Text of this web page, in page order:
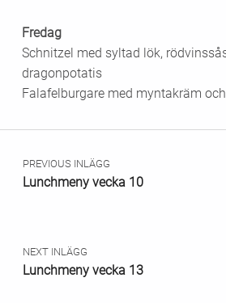
Fredag
Schnitzel med syltad lök,
dragonpotatis
Falafelburgare med myntakräm
Inläggsnavigering
PREVIOUS INLÄGG
Lunchmeny vecka 10
NEXT INLÄGG
Lunchmeny vecka 13